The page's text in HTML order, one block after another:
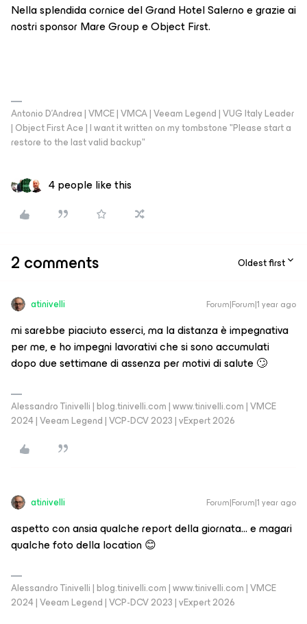
Nella splendida cornice del Grand Hotel Salerno e grazie ai
nostri sponsor Mare Group e Object First.
Antonio D'Andrea | VMCE | VMCA | Veeam Legend | VUG Italy Leader
| Object First Ace | I want it written on my tombstone "Please start a
restore to the last valid backup"
4 people like this
2 comments Oldest first
atinivelli Forum|Forum|1 year ago
mi sarebbe piaciuto esserci, ma la distanza è impegnativa
per me, e ho impegni lavorativi che si sono accumulati
dopo due settimane di assenza per motivi di salute 🙄
Alessandro Tinivelli | blog.tinivelli.com | www.tinivelli.com | VMCE
2024 | Veeam Legend | VCP-DCV 2023 | vExpert 2026
atinivelli Forum|Forum|1 year ago
aspetto con ansia qualche report della giornata… e magari
qualche foto della location 😊
Alessandro Tinivelli | blog.tinivelli.com | www.tinivelli.com | VMCE
2024 | Veeam Legend | VCP-DCV 2023 | vExpert 2026